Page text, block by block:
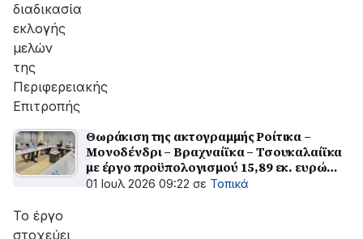
διαδικασία
εκλογής
μελών
της
Περιφερειακής
Επιτροπής
Θωράκιση της ακτογραμμής Ροίτικα –
Μονοδένδρι – Βραχναίϊκα – Τσουκαλαίϊκα
με έργο προϋπολογισμού 15,89 εκ. ευρώ
από το Πρόγραμμα «Δυτική Ελλάδα 2021-
01 Ιουλ 2026 09:22 σε Τοπικά
Το έργο
στοχεύει